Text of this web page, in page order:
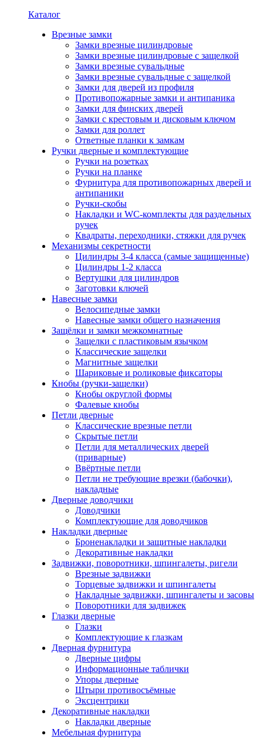
Каталог
Врезные замки
Замки врезные цилиндровые
Замки врезные цилиндровые с защелкой
Замки врезные сувальдные
Замки врезные сувальдные с защелкой
Замки для дверей из профиля
Противопожарные замки и антипаника
Замки для финских дверей
Замки с крестовым и дисковым ключом
Замки для роллет
Ответные планки к замкам
Ручки дверные и комплектующие
Ручки на розетках
Ручки на планке
Фурнитура для противопожарных дверей и
антипаники
Ручки-скобы
Накладки и WC-комплекты для раздельных
ручек
Квадраты, переходники, стяжки для ручек
Механизмы секретности
Цилиндры 3-4 класса (самые защищенные)
Цилиндры 1-2 класса
Вертушки для цилиндров
Заготовки ключей
Навесные замки
Велосипедные замки
Навесные замки общего назначения
Защёлки и замки межкомнатные
Защелки с пластиковым язычком
Классические защелки
Магнитные защелки
Шариковые и роликовые фиксаторы
Кнобы (ручки-защелки)
Кнобы округлой формы
Фалевые кнобы
Петли дверные
Классические врезные петли
Скрытые петли
Петли для металлических дверей
(приварные)
Ввёртные петли
Петли не требующие врезки (бабочки),
накладные
Дверные доводчики
Доводчики
Комплектующие для доводчиков
Накладки дверные
Броненакладки и защитные накладки
Декоративные накладки
Задвижки, поворотники, шпингалеты, ригели
Врезные задвижки
Торцевые задвижки и шпингалеты
Накладные задвижки, шпингалеты и засовы
Поворотники для задвижек
Глазки дверные
Глазки
Комплектующие к глазкам
Дверная фурнитура
Дверные цифры
Информационные таблички
Упоры дверные
Штыри противосъёмные
Эксцентрики
Декоративные накладки
Накладки дверные
Мебельная фурнитура